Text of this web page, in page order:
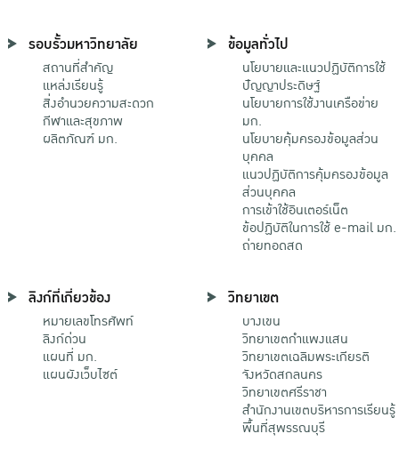
รอบรั้วมหาวิทยาลัย
สถานที่สำคัญ
แหล่งเรียนรู้
สิ่งอำนวยความสะดวก
กีฬาและสุขภาพ
ผลิตภัณฑ์ มก.
ข้อมูลทั่วไป
นโยบายและแนวปฏิบัติการใช้
ปัญญาประดิษฐ์
นโยบายการใช้งานเครือข่าย
มก.
นโยบายคุ้มครองข้อมูลส่วน
บุคคล
แนวปฏิบัติการคุ้มครองข้อมูล
ส่วนบุคคล
การเข้าใช้อินเตอร์เน็ต
ข้อปฏิบัติในการใช้ e-mail มก.
ถ่ายทอดสด
ลิงก์ที่เกี่ยวข้อง
หมายเลขโทรศัพท์
ลิงก์ด่วน
แผนที่ มก.
แผนผังเว็บไซต์
วิทยาเขต
บางเขน
วิทยาเขตกําแพงแสน
วิทยาเขตเฉลิมพระเกียรติ
จังหวัดสกลนคร
วิทยาเขตศรีราชา
สำนักงานเขตบริหารการเรียนรู้
พื้นที่สุพรรณบุรี